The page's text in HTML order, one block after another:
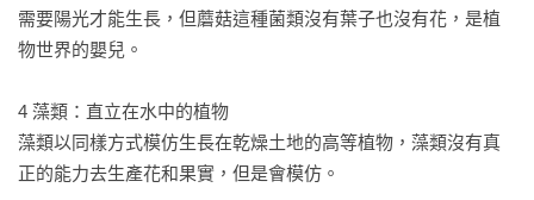
4.貼近孩子心智發展歷程的教育指引經典
孩子的學習必須貼近這個世界的發展，諸如「演化概念」這樣
中，還沒有抵達足以理解的階段。查爾斯．科瓦奇深深明白孩
子的心智成長歷程，所有教學方式都會以孩子的發展為主，透
過不同的描述與類比，以貼近孩子發展程度的語言，帶領他們
需要陽光才能生長，但蘑菇這種菌類沒有葉子也沒有花，是植
物世界的嬰兒。
4 藻類：直立在水中的植物
藻類以同樣方式模仿生長在乾燥土地的高等植物，藻類沒有真
正的能力去生產花和果實，但是會模仿。